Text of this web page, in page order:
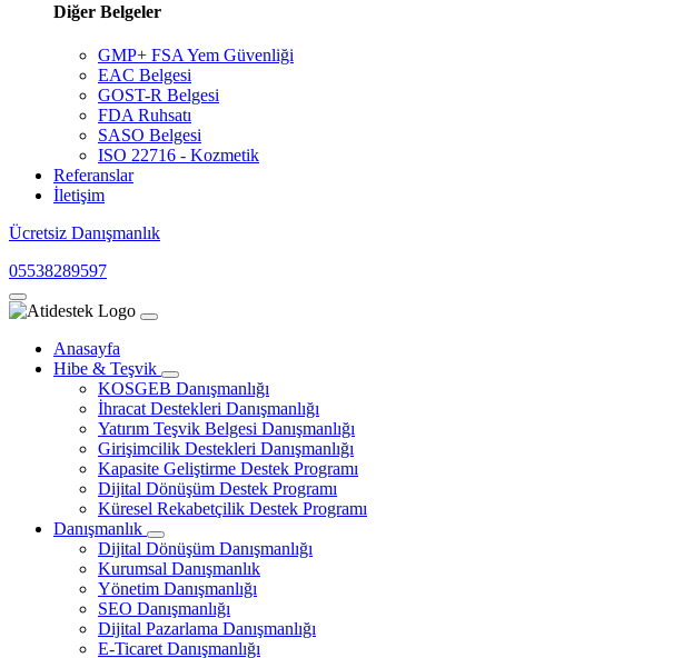
Diğer Belgeler
GMP+ FSA Yem Güvenliği
EAC Belgesi
GOST-R Belgesi
FDA Ruhsatı
SASO Belgesi
ISO 22716 - Kozmetik
Referanslar
İletişim
Ücretsiz Danışmanlık
05538289597
Anasayfa
Hibe & Teşvik
KOSGEB Danışmanlığı
İhracat Destekleri Danışmanlığı
Yatırım Teşvik Belgesi Danışmanlığı
Girişimcilik Destekleri Danışmanlığı
Kapasite Geliştirme Destek Programı
Dijital Dönüşüm Destek Programı
Küresel Rekabetçilik Destek Programı
Danışmanlık
Dijital Dönüşüm Danışmanlığı
Kurumsal Danışmanlık
Yönetim Danışmanlığı
SEO Danışmanlığı
Dijital Pazarlama Danışmanlığı
E-Ticaret Danışmanlığı